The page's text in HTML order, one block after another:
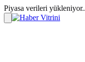
Piyasa verileri